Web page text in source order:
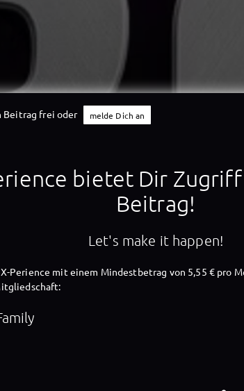
X-
X-Perience
Beitrag frei oder melde Dich an
bietet Dir
Beitrag!
Let's make it happen!
Perience mit einem Mindestbetrag von 5,55 € pro